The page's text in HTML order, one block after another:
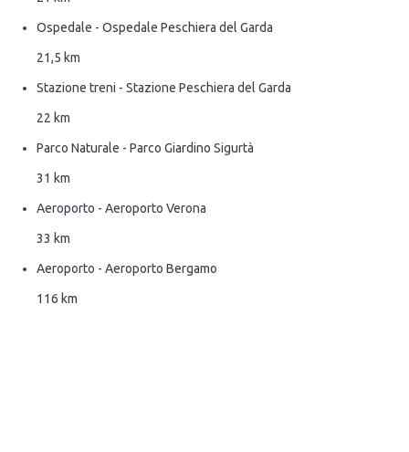
Ospedale - Ospedale Peschiera del Garda
21,5 km
Stazione treni - Stazione Peschiera del Garda
22 km
Parco Naturale - Parco Giardino Sigurtà
31 km
Aeroporto - Aeroporto Verona
33 km
Aeroporto - Aeroporto Bergamo
116 km